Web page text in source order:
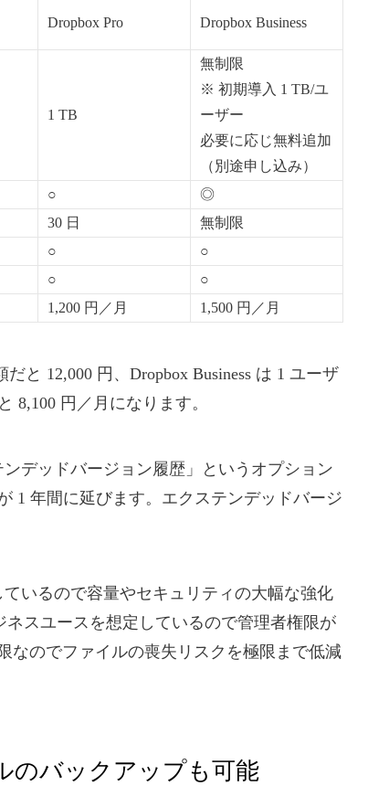
Dropbox Pro Dropbox Business
1 TB
無制限
※ 初期導入 1 TB/ユ
ーザー
必要に応じ無料追加
（別途申し込み）
○
◎
30 日
無制限
○
○
○
○
1,200 円／月 1,500 円／月
と 12,000 円、Dropbox Business は 1 ユーザ
8,100 円／月になります。
デッドバージョン履歴」というオプション
1 年間に延びます。エクステンデッドバージ
いるので容量やセキュリティの大幅な強化
ネスユースを想定しているので管理者権限が
なのでファイルの喪失リスクを極限まで低減
のバックアップも可能